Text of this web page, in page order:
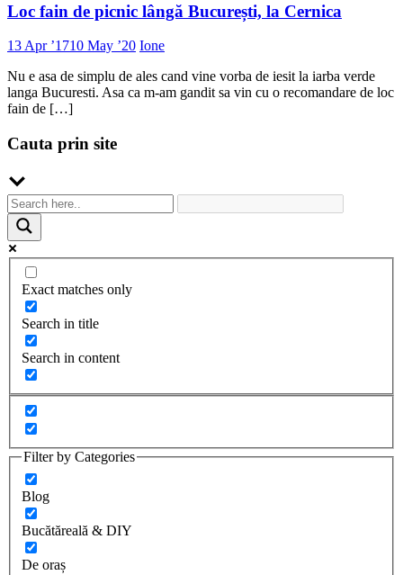
Loc fain de picnic lângă București, la Cernica
13 Apr ’1710 May ’20 Ione
Nu e asa de simplu de ales cand vine vorba de iesit la iarba verde
langa Bucuresti. Asa ca m-am gandit sa vin cu o recomandare de loc
fain de […]
Cauta prin site
Exact matches only
Search in title
Search in content
Filter by Categories
Blog
Bucătăreală & DIY
De oraș